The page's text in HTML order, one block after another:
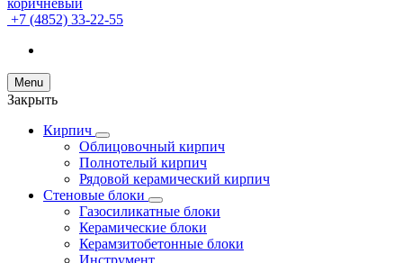
+7 (4852) 33-22-55
Menu
Закрыть
Кирпич
Облицовочный кирпич
Полнотелый кирпич
Рядовой керамический кирпич
Стеновые блоки
Газосиликатные блоки
Керамические блоки
Керамзитобетонные блоки
Инструмент